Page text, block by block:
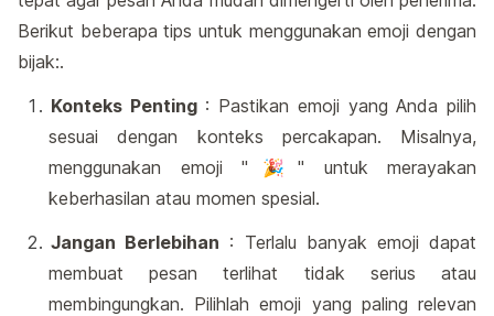
Berikut beberapa tips untuk menggunakan emoji dengan
bijak:.
Konteks Penting: Pastikan emoji yang Anda pilih
sesuai dengan konteks percakapan. Misalnya,
menggunakan emoji "🎉" untuk merayakan
keberhasilan atau momen spesial.
Jangan Berlebihan : Terlalu banyak emoji dapat
membuat pesan terlihat tidak serius atau
membingungkan. Pilihlah emoji yang paling relevan